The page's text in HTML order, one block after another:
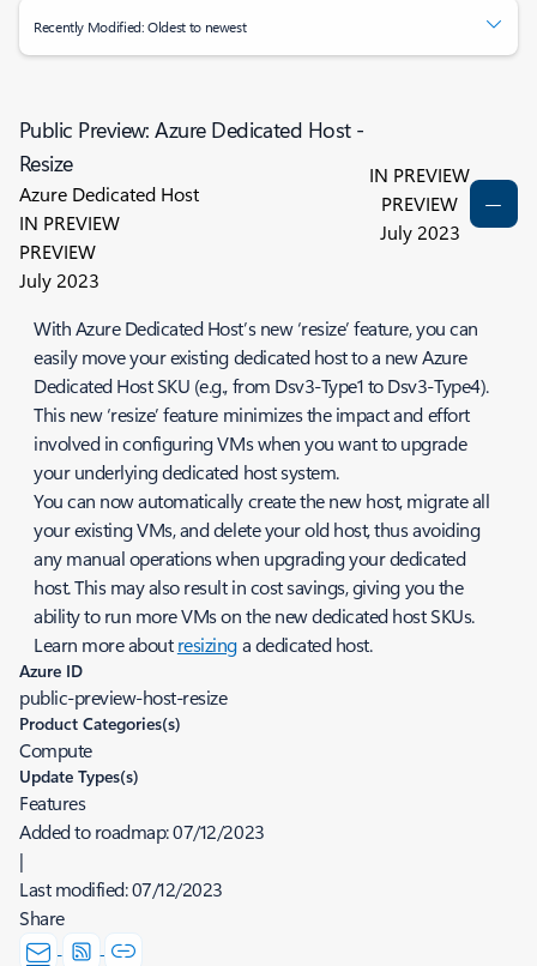
Recently Modified: Oldest to newest
Public Preview: Azure Dedicated Host -
Resize
Azure Dedicated Host
IN PREVIEW
PREVIEW
July 2023
IN PREVIEW
PREVIEW
July 2023
With Azure Dedicated Host’s new ‘resize’ feature, you can
easily move your existing dedicated host to a new Azure
Dedicated Host SKU (e.g., from Dsv3-Type1 to Dsv3-Type4).
This new ‘resize’ feature minimizes the impact and effort
involved in configuring VMs when you want to upgrade
your underlying dedicated host system.
You can now automatically create the new host, migrate all
your existing VMs, and delete your old host, thus avoiding
any manual operations when upgrading your dedicated
host. This may also result in cost savings, giving you the
ability to run more VMs on the new dedicated host SKUs.
Learn more aboutresizinga dedicated host.
Azure ID
public-preview-host-resize
Product Categories(s)
Compute
Update Types(s)
Features
Added to roadmap:07/12/2023
|
Last modified:07/12/2023
Share